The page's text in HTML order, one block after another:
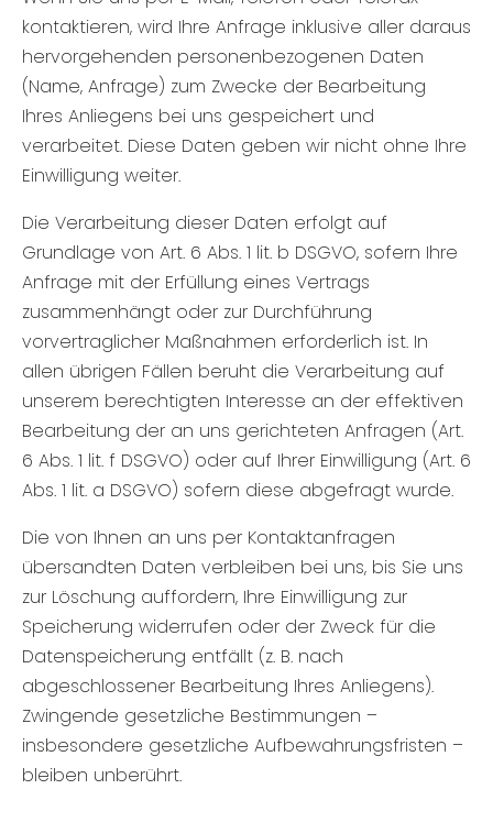
kontaktieren, wird Ihre Anfrage inklusive aller daraus
hervorgehenden personenbezogenen Daten
(Name, Anfrage) zum Zwecke der Bearbeitung
Ihres Anliegens bei uns gespeichert und
verarbeitet. Diese Daten geben wir nicht ohne Ihre
Einwilligung weiter.
Die Verarbeitung dieser Daten erfolgt auf
Grundlage von Art. 6 Abs. 1 lit. b DSGVO, sofern Ihre
Anfrage mit der Erfüllung eines Vertrags
zusammenhängt oder zur Durchführung
vorvertraglicher Maßnahmen erforderlich ist. In
allen übrigen Fällen beruht die Verarbeitung auf
unserem berechtigten Interesse an der effektiven
Bearbeitung der an uns gerichteten Anfragen (Art.
6 Abs. 1 lit. f DSGVO) oder auf Ihrer Einwilligung (Art. 6
Abs. 1 lit. a DSGVO) sofern diese abgefragt wurde.
Die von Ihnen an uns per Kontaktanfragen
übersandten Daten verbleiben bei uns, bis Sie uns
zur Löschung auffordern, Ihre Einwilligung zur
Speicherung widerrufen oder der Zweck für die
Datenspeicherung entfällt (z. B. nach
abgeschlossener Bearbeitung Ihres Anliegens).
Zwingende gesetzliche Bestimmungen –
insbesondere gesetzliche Aufbewahrungsfristen –
bleiben unberührt.